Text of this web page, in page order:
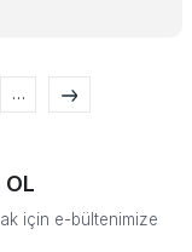
…
OL
için e-bültenimize